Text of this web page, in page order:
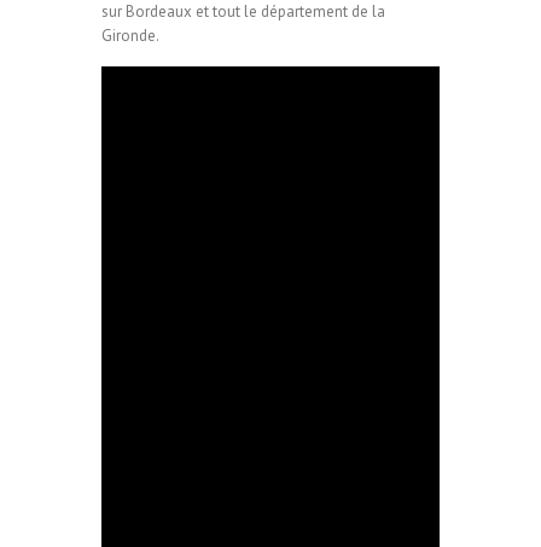
sur Bordeaux et tout le département de la
Gironde.